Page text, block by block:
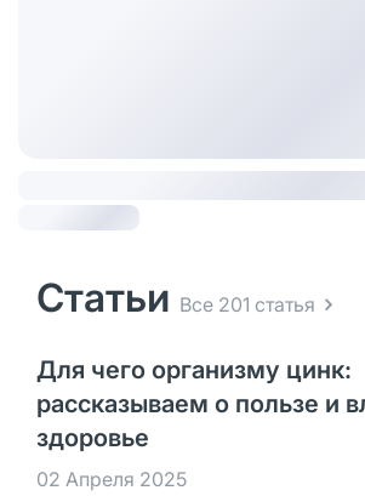
Статьи Все 201 статья
Для чего организму цинк:
рассказываем о пользе и
здоровье
02 Апреля 2025